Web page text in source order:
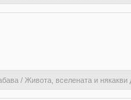
/ Живота, вселената и някакви